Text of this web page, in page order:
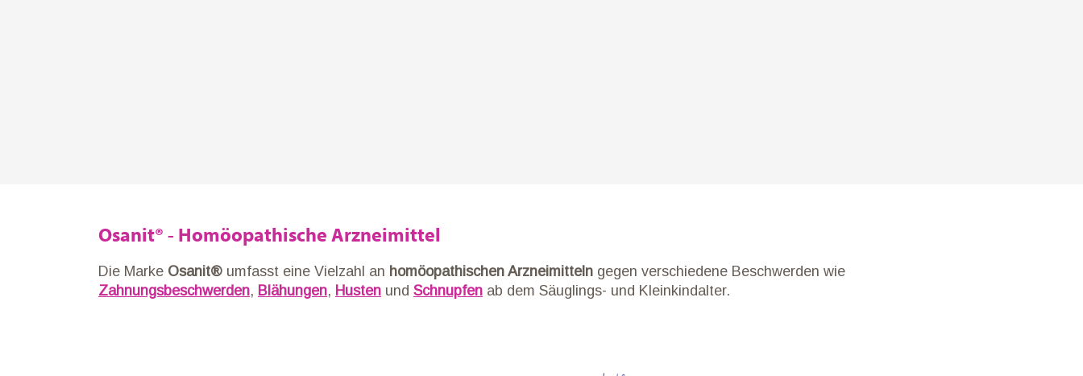
Osanit® - Homöopathische Arzneimittel
Die Marke Osanit® umfasst eine Vielzahl an homöopathischen Arzneimitteln gegen verschiedene Beschwerden wie
Zahnungsbeschwerden, Blähungen, Husten und Schnupfen ab dem Säuglings- und Kleinkindalter.